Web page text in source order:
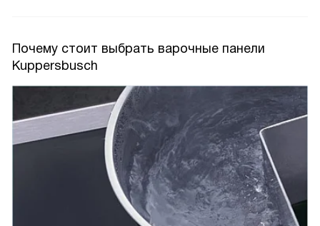
Почему стоит выбрать варочные панели
Kuppersbusch